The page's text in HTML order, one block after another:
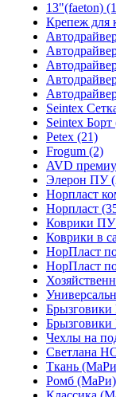
13"(faeton)
Крепеж для
Seintex
Seintex Борт
Petex (21)
Frogum (2)
AVD
Элерон ПУ
Норпласт
Норпласт
Коврики ПУ
Коврики в
НорПласт
НорПласт
Брызговики
Чехлы на
Светлана
Ткань
Ромб